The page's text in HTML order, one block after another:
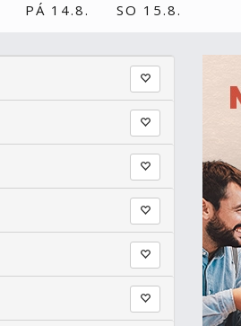
PÁ 14.8. SO 15.8.